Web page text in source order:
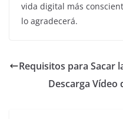
vida digital más
lo agradecerá.
Requisitos para Sacar
Descarga Vídeo